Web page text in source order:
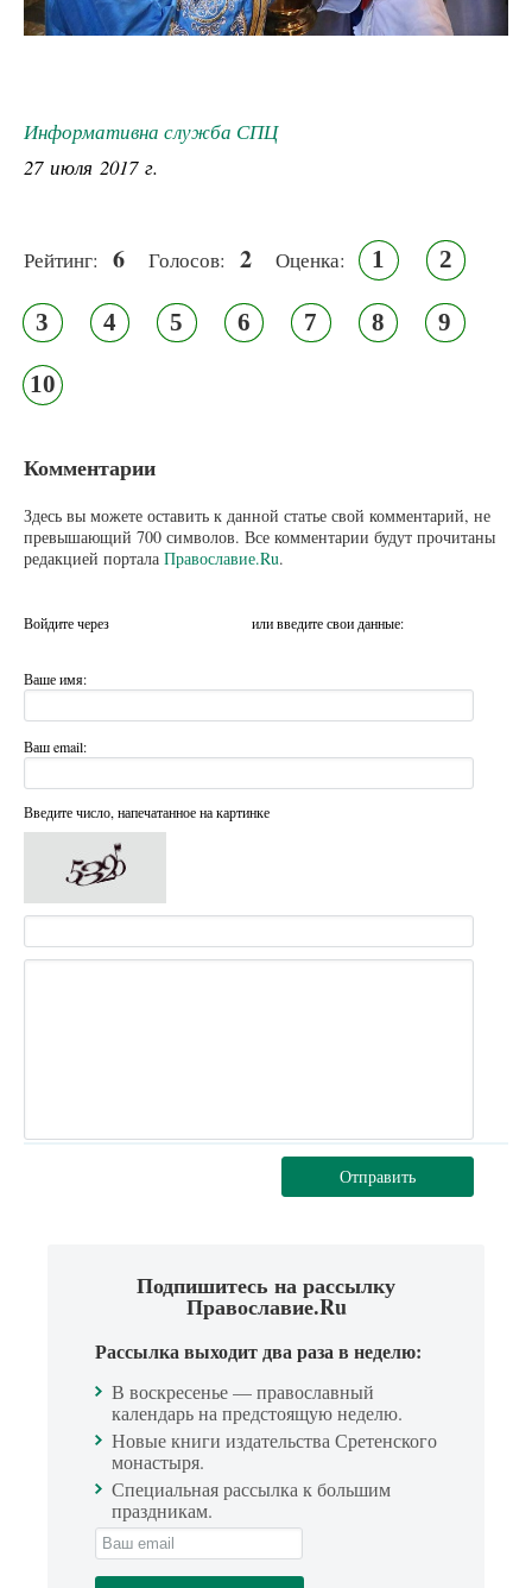
Информативна служба СПЦ
27 июля 2017 г.
Рейтинг: 6 Голосов: 2 Оценка: 1 2
3 4 5 6 7 8 9
10
Комментарии
Здесь вы можете оставить к данной статье свой комментарий, не
превышающий 700 символов. Все комментарии будут прочитаны
редакцией портала Православие.Ru.
Войдите через или введите свои данные:
Ваше имя:
Ваш email:
Введите число, напечатанное на картинке
Отправить
Подпишитесь на рассылку
Православие.Ru
Рассылка выходит два раза в неделю:
В воскресенье — православный
календарь на предстоящую неделю.
Новые книги издательства Сретенского
монастыря.
Специальная рассылка к большим
праздникам.